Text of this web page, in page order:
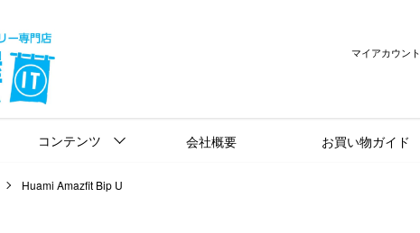
マイアカウント
コンテンツ 会社概要 お買い物ガイド
Huami Amazfit Bip U